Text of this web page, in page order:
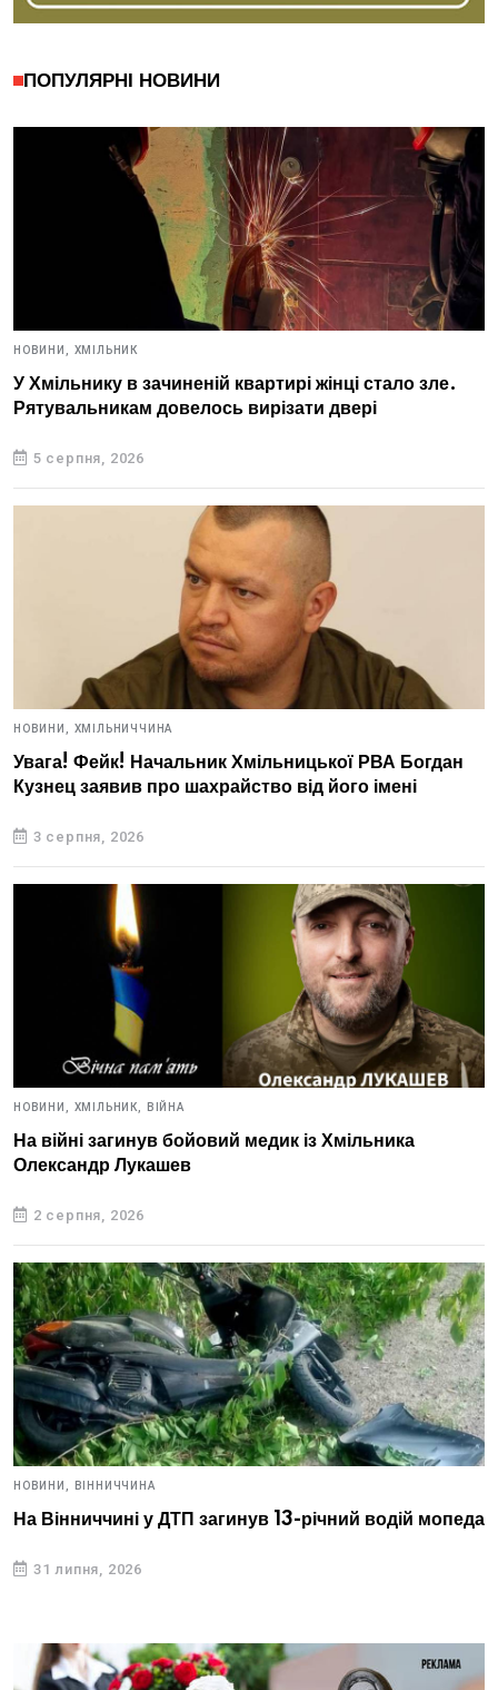
ПОПУЛЯРНІ НОВИНИ
НОВИНИ, ХМІЛЬНИК
У Хмільнику в зачиненій квартирі жінці стало зле.
Рятувальникам довелось вирізати двері
5 серпня, 2026
НОВИНИ, ХМІЛЬНИЧЧИНА
Увага! Фейк! Начальник Хмільницької РВА Богдан
Кузнец заявив про шахрайство від його імені
3 серпня, 2026
НОВИНИ, ХМІЛЬНИК, ВІЙНА
На війні загинув бойовий медик із Хмільника
Олександр Лукашев
2 серпня, 2026
НОВИНИ, ВІННИЧЧИНА
На Вінниччині у ДТП загинув 13-річний водій мопеда
31 липня, 2026